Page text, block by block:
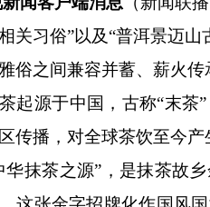
关习俗”以及“普洱景迈
俗之间兼容并蓄、薪火传
源于中国，古称“末茶”
传播，对全球茶饮至今产
茶之源”，是抹茶故乡